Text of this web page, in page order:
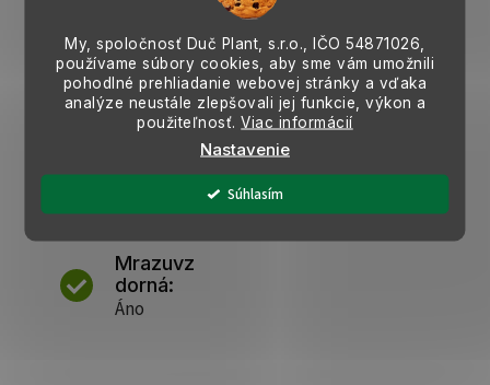
My, spoločnosť Duč Plant, s.r.o., IČO 54871026,
používame súbory cookies, aby sme vám umožnili
pohodlné prehliadanie webovej stránky a vďaka
analýze neustále zlepšovali jej funkcie, výkon a
použiteľnosť.Viac informácií
Nastavenie
Súhlasím
Dužina:
Zelenkavá,
tuhá,
šťavnatá,
výrazne
aromatická
Samoop
Áno
Mrazuvz
dorná:
Áno